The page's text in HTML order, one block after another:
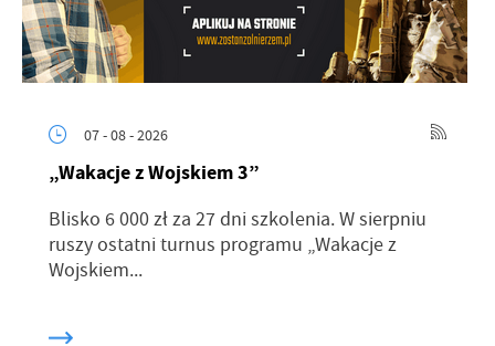
07 - 08 - 2026
„Wakacje z Wojskiem 3”
Blisko 6 000 zł za 27 dni szkolenia. W sierpniu
ruszy ostatni turnus programu „Wakacje z
Wojskiem...